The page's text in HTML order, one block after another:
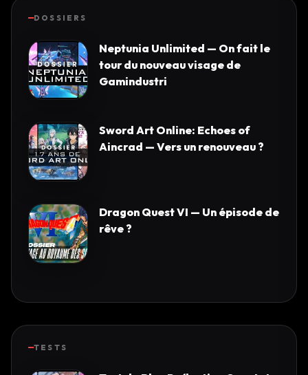
DOSSIERS
Neptunia Unlimited — On fait le
tour du nouveau visage de
Gamindustri
Sword Art Online: Echoes of
Aincrad — Vers un renouveau ?
Dragon Quest VI — Un épisode de
rêve ?
TESTS